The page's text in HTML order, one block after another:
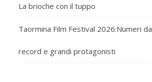
La brioche con il tuppo
Taormina Film Festival 2026:Numeri da
record e grandi protagonisti